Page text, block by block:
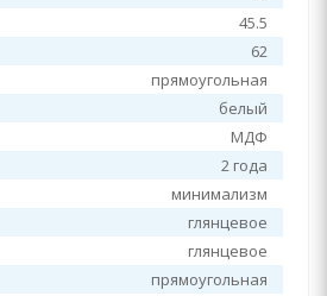
45.5
62
прямоугольная
белый
МДФ
2 года
минимализм
глянцевое
глянцевое
прямоугольная